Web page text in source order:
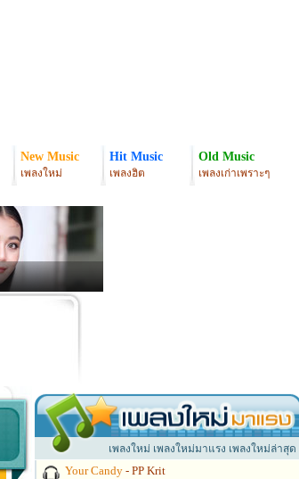
New Music
เพลงใหม่
Hit Music
เพลงฮิต
Old Music
เพลงเก่าเพราะๆ
เพลงใหม่ เพลงใหม่มาแรง เพลงใหม่ล่าสุด
Your Candy - PP Krit